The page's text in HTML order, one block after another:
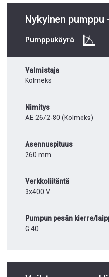
Nykyinen pumppu
Pumppukäyrä
Valmistaja
Kolmeks
Nimitys
AE 26/2-80 (Kolmeks)
Asennuspituus
260 mm
Verkkoliitäntä
3x400 V
Pumpun pesän kierre/
G 40